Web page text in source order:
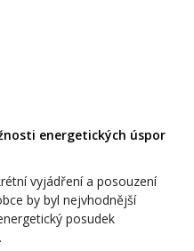
energetických úspor
vyjádření a posouzení
by byl nejvhodnější
posudek